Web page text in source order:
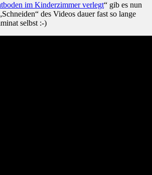
im Kinderzimmer verlegt“ gib es nun
des Videos dauer fast so lange
selbst :-)